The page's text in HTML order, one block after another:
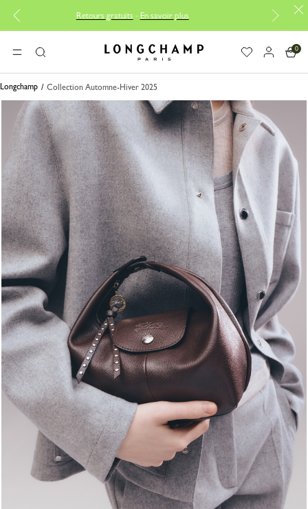
Retours gratuits-En savoir plus Réparation
MENURechercher Longchamp - Accueil
0
Longchamp Collection Automne-Hiver 2025